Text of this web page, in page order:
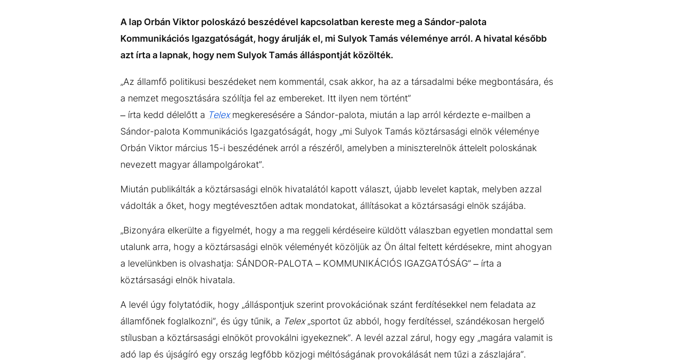
Kvíz MédiaajánlatImpresszum
A lap Orbán Viktor poloskázó beszédével kapcsolatban kereste meg a Sándor-palota
Kommunikációs Igazgatóságát, hogy árulják el, mi Sulyok Tamás véleménye arról. A hivatal később
azt írta a lapnak, hogy nem Sulyok Tamás álláspontját közölték.
„Az államfő politikusi beszédeket nem kommentál, csak akkor, ha az a társadalmi béke megbontására, és
a nemzet megosztására szólítja fel az embereket. Itt ilyen nem történt”
– írta kedd délelőtt a Telexmegkeresésére a Sándor-palota, miután a lap arról kérdezte e-mailben a
Sándor-palota Kommunikációs Igazgatóságát, hogy „mi Sulyok Tamás köztársasági elnök véleménye
Orbán Viktor március 15-i beszédének arról a részéről, amelyben a miniszterelnök áttelelt poloskának
nevezett magyar állampolgárokat”.
Miután publikálták a köztársasági elnök hivatalától kapott választ, újabb levelet kaptak, melyben azzal
vádolták a őket, hogy megtévesztően adtak mondatokat, állításokat a köztársasági elnök szájába.
„Bizonyára elkerülte a figyelmét, hogy a ma reggeli kérdéseire küldött válaszban egyetlen mondattal sem
utalunk arra, hogy a köztársasági elnök véleményét közöljük az Ön által feltett kérdésekre, mint ahogyan
a levelünkben is olvashatja: SÁNDOR-PALOTA – KOMMUNIKÁCIÓS IGAZGATÓSÁG” – írta a
köztársasági elnök hivatala.
A levél úgy folytatódik, hogy „álláspontjuk szerint provokációnak szánt ferdítésekkel nem feladata az
államfőnek foglalkozni”, és úgy tűnik, a Telex„sportot űz abból, hogy ferdítéssel, szándékosan hergelő
stílusban a köztársasági elnököt provokálni igyekeznek”. A levél azzal zárul, hogy egy „magára valamit is
adó lap és újságíró egy ország legfőbb közjogi méltóságának provokálását nem tűzi a zászlajára”.